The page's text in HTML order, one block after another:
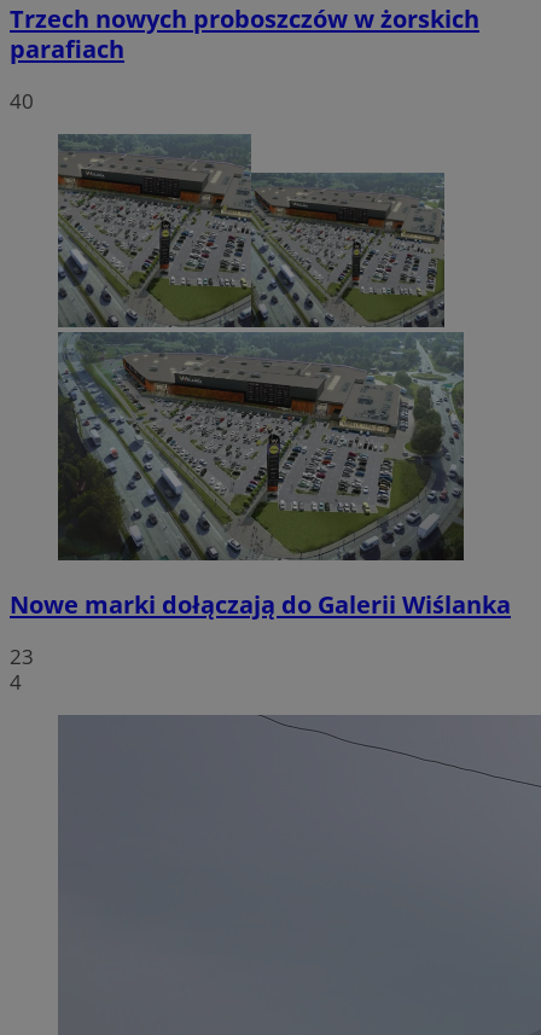
Trzech nowych proboszczów w żorskich
parafiach
40
Nowe marki dołączają do Galerii Wiślanka
23
4